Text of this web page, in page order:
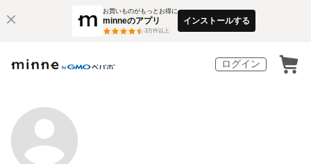
お買いものがもっとお得に
minneのアプリ
3万件以上
インストールする
ログイン